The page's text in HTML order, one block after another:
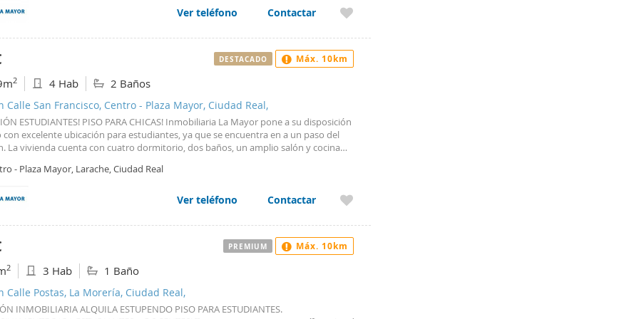
Ver teléfono Contactar
2 4 Hab 2 Baños
Calle San Francisco, Centro - Plaza Mayor, Ciudad Real,
ESTUDIANTES! PISO PARA CHICAS! Inmobiliaria La Mayor pone a su disposición
con excelente ubicación para estudiantes, ya que se encuentra en a un paso del
La vivienda cuenta con cuatro dormitorio, dos baños, un amplio salón y cocina
en el precio del alquiler. Sin duda muy buena oportunidad. IMPORTANTE: SE
SOLO A CHICAS. ESTANCIA MÍNIMA: 10 MESES. LA COMUNIDAD Y LA
INCLUIDA EN EL PRECIO! La vivienda se encuentra totalmente amueblada y
con todos los electrodomésticos. El edificio tiene ascensor, videoportero y acceso
a la vivienda a través de rampas. Te lo vas a perder? Llamanos o pásate por
La Mayor, estamos en la Plaza Mayor y en Avda Rey Santo 6 de Ciudad Real. No
llamarnos!
- Plaza Mayor, Larache, Ciudad Real
Ver teléfono Contactar
DESTACADO Máx. 10km
2 3 Hab 1 Baño
Calle Postas, La Morería, Ciudad Real,
INMOBILIARIA ALQUILA ESTUPENDO PISO PARA ESTUDIANTES.
PREMIUM Máx. 10km